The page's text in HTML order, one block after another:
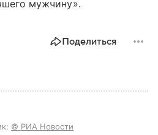
мужчину».
Поделиться
© РИА Новости